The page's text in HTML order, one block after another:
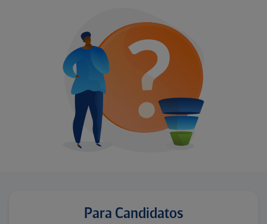
Para Candidatos